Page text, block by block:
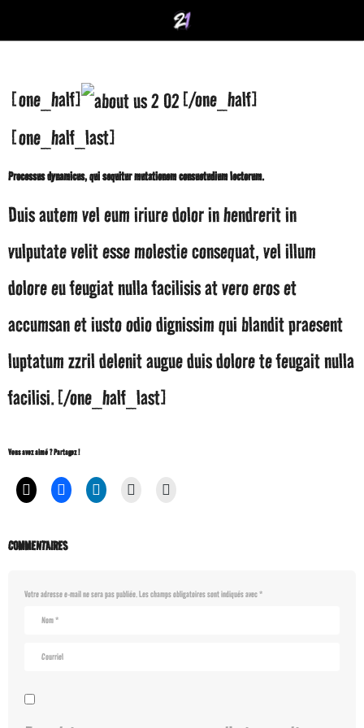
[one_half]
[/one_half]
[one_half_last]
Processus dynamicus, qui sequitur mutationem consuetudium lectorum.
Duis autem vel eum iriure dolor in hendrerit in
vulputate velit esse molestie consequat, vel illum
dolore eu feugiat nulla facilisis at vero eros et
accumsan et iusto odio dignissim qui blandit praesent
luptatum zzril delenit augue duis dolore te feugait nulla
facilisi.[/one_half_last]
Vous avez aimé ? Partagez !
COMMENTAIRES
Votre adresse e-mail ne sera pas publiée. Les champs obligatoires sont indiqués avec*